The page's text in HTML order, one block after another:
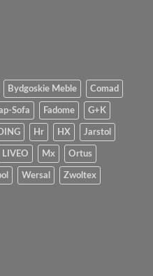
Bydgoskie Meble Comad
Sofa Fadome G+K
Hr HX Jarstol
LIVEO Mx Ortus
Wersal Zwoltex